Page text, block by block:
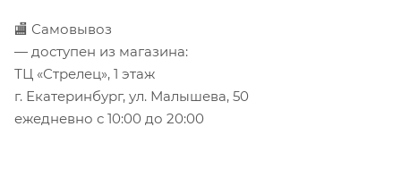
🏬 Самовывоз
— доступен из магазина:
ТЦ «Стрелец», 1 этаж
г. Екатеринбург, ул. Малышева, 50
ежедневно с 10:00 до 20:00